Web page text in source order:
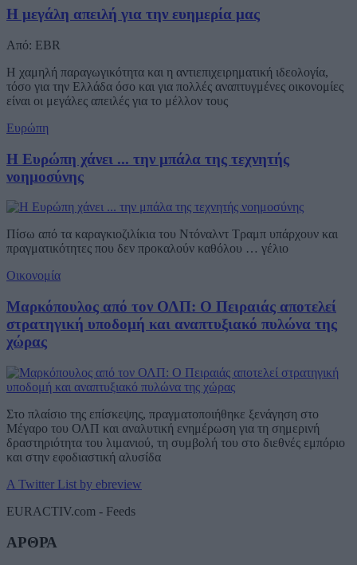
Η μεγάλη απειλή για την ευημερία μας
Από: EBR
Η χαμηλή παραγωγικότητα και η αντιεπιχειρηματική ιδεολογία,
τόσο για την Ελλάδα όσο και για πολλές αναπτυγμένες οικονομίες
είναι οι μεγάλες απειλές για το μέλλον τους
Ευρώπη
Η Ευρώπη χάνει ... την μπάλα της τεχνητής
νοημοσύνης
Πίσω από τα καραγκιοζιλίκια του Ντόναλντ Τραμπ υπάρχουν και
πραγματικότητες που δεν προκαλούν καθόλου … γέλιο
Οικονομία
Μαρκόπουλος από τον ΟΛΠ: Ο Πειραιάς αποτελεί
στρατηγική υποδομή και αναπτυξιακό πυλώνα της
χώρας
Στο πλαίσιο της επίσκεψης, πραγματοποιήθηκε ξενάγηση στο
Μέγαρο του ΟΛΠ και αναλυτική ενημέρωση για τη σημερινή
δραστηριότητα του λιμανιού, τη συμβολή του στο διεθνές εμπόριο
και στην εφοδιαστική αλυσίδα
A Twitter List by ebreview
EURACTIV.com - Feeds
ΑΡΘΡΑ